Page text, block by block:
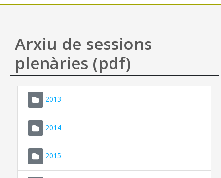
Utilitats
Ajuda
Arxiu de sessions
plenàries (pdf)
2013
2014
2015